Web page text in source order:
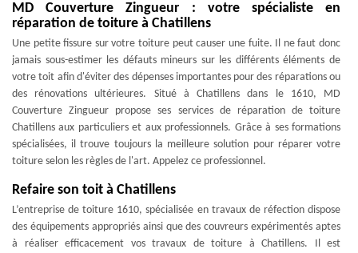
MD Couverture Zingueur : votre spécialiste en
réparation de toiture à Chatillens
Une petite fissure sur votre toiture peut causer une fuite. Il ne faut donc
jamais sous-estimer les défauts mineurs sur les différents éléments de
votre toit afin d'éviter des dépenses importantes pour des réparations ou
des rénovations ultérieures. Situé à Chatillens dans le 1610, MD
Couverture Zingueur propose ses services de réparation de toiture
Chatillens aux particuliers et aux professionnels. Grâce à ses formations
spécialisées, il trouve toujours la meilleure solution pour réparer votre
toiture selon les règles de l'art. Appelez ce professionnel.
Refaire son toit à Chatillens
L’entreprise de toiture 1610, spécialisée en travaux de réfection dispose
des équipements appropriés ainsi que des couvreurs expérimentés aptes
à réaliser efficacement vos travaux de toiture à Chatillens. Il est